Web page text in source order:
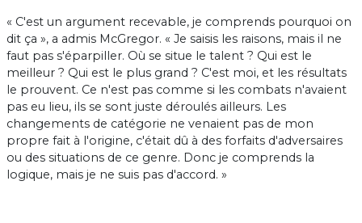
« C'est un argument recevable, je comprends pourquoi on
dit ça », a admis McGregor. « Je saisis les raisons, mais il ne
faut pas s'éparpiller. Où se situe le talent ? Qui est le
meilleur ? Qui est le plus grand ? C'est moi, et les résultats
le prouvent. Ce n'est pas comme si les combats n'avaient
pas eu lieu, ils se sont juste déroulés ailleurs. Les
changements de catégorie ne venaient pas de mon
propre fait à l'origine, c'était dû à des forfaits d'adversaires
ou des situations de ce genre. Donc je comprends la
logique, mais je ne suis pas d'accord. »